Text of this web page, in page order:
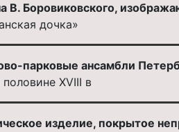
В. Боровиковского,
дочка»
парковые ансамбли
XVIII в
изделие, покрытое